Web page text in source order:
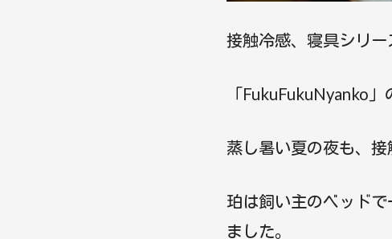
接触冷感、寝具シリー
「FukuFukuNyanko
蒸し暑い夏の夜も、
珀は飼い主のベッド
ました。